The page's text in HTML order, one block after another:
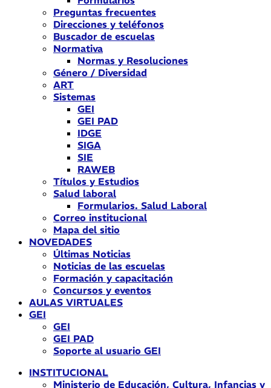
Preguntas frecuentes
Direcciones y teléfonos
Buscador de escuelas
Normativa
Normas y Resoluciones
Género / Diversidad
ART
Sistemas
GEI
GEI PAD
IDGE
SIGA
SIE
RAWEB
Títulos y Estudios
Salud laboral
Formularios. Salud Laboral
Correo institucional
Mapa del sitio
NOVEDADES
Últimas Noticias
Noticias de las escuelas
Formación y capacitación
Concursos y eventos
AULAS VIRTUALES
GEI
GEI
GEI PAD
Soporte al usuario GEI
INSTITUCIONAL
Ministerio de Educación, Cultura, Infancias y